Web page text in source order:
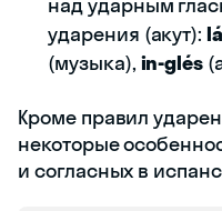
ударения (акут):
(музыка), in-glés
Кроме правил
некоторые
и согласных в